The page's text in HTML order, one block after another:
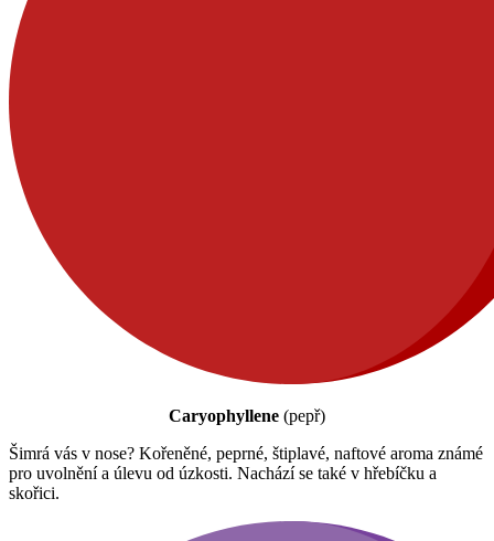
Caryophyllene (pepř)
Šimrá vás v nose? Kořeněné, peprné, štiplavé, naftové aroma známé
pro uvolnění a úlevu od úzkosti. Nachází se také v hřebíčku a
skořici.